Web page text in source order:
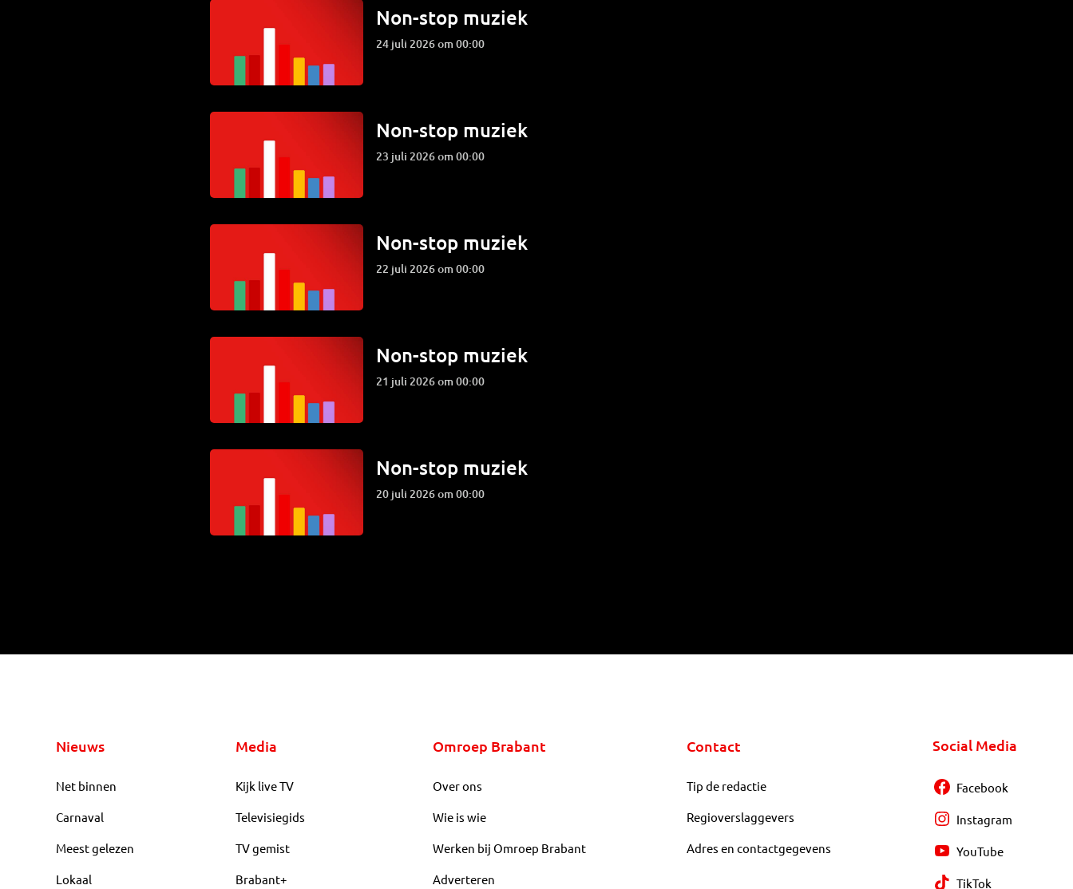
Non-stop muziek
24 juli 2026 om 00:00
Non-stop muziek
23 juli 2026 om 00:00
Non-stop muziek
22 juli 2026 om 00:00
Non-stop muziek
21 juli 2026 om 00:00
Non-stop muziek
20 juli 2026 om 00:00
Nieuws
Net binnen
Carnaval
Meest gelezen
Lokaal
Media
Kijk live TV
Televisiegids
TV gemist
Brabant+
Omroep Brabant
Over ons
Wie is wie
Werken bij Omroep Brabant
Adverteren
Contact
Tip de redactie
Regioverslaggevers
Adres en contactgegevens
Social Media
Facebook
Instagram
YouTube
TikTok